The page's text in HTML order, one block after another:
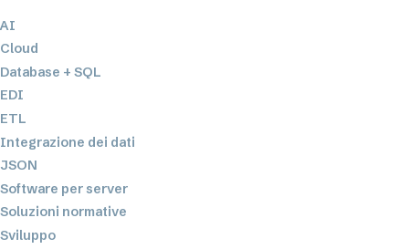
AI
Cloud
Database + SQL
EDI
ETL
Integrazione dei dati
JSON
Software per server
Soluzioni normative
Sviluppo